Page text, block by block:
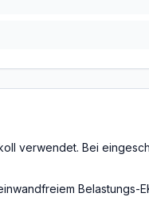
verwendet. Bei
Belastungs-